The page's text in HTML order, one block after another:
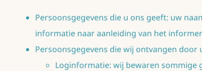
Persoonsgegevens die u ons geeft: uw
informatie naar aanleiding van het
Persoonsgegevens die wij ontvangen
Loginformatie: wij bewaren sommige